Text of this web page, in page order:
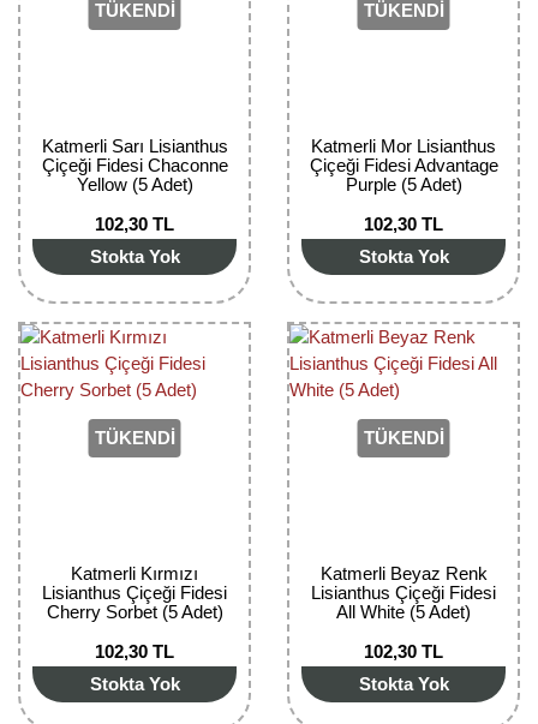
TÜKENDİ
Katmerli Sarı Lisianthus
Çiçeği Fidesi Chaconne
Yellow (5 Adet)
102,30 TL
Stokta Yok
TÜKENDİ
Katmerli Mor Lisianthus
Çiçeği Fidesi Advantage
Purple (5 Adet)
102,30 TL
Stokta Yok
TÜKENDİ
Katmerli Kırmızı
Lisianthus Çiçeği Fidesi
Cherry Sorbet (5 Adet)
102,30 TL
Stokta Yok
TÜKENDİ
Katmerli Beyaz Renk
Lisianthus Çiçeği Fidesi
All White (5 Adet)
102,30 TL
Stokta Yok
Muz Fidanı
Nar Fidanı
Narenciye Fidanları
Nektarin Fidanı
Papaya Fidanı
Pepino Fidanı
Pitaya Fidanı
Şeftali Fidanı
Vişne Fidanı
Yaban Mersini Fidanı
Zeytin Fidanı